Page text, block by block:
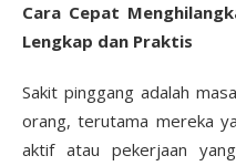
Cara Cepat
Lengkap dan Praktis
Sakit pinggang adalah
orang, terutama mereka
aktif atau pekerjaan